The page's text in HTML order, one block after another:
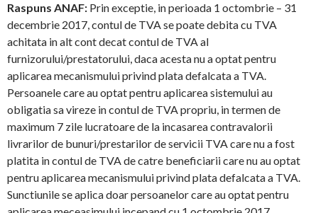
Raspuns ANAF: Prin exceptie, in perioada 1 octombrie – 31
decembrie 2017, contul de TVA se poate debita cu TVA
achitata in alt cont decat contul de TVA al
furnizorului/prestatorului, daca acesta nu a optat pentru
aplicarea mecanismului privind plata defalcata a TVA.
Persoanele care au optat pentru aplicarea sistemului au
obligatia sa vireze in contul de TVA propriu, in termen de
maximum 7 zile lucratoare de la incasarea contravalorii
livrarilor de bunuri/prestarilor de servicii TVA care nu a fost
platita in contul de TVA de catre beneficiarii care nu au optat
pentru aplicarea mecanismului privind plata defalcata a TVA.
Sunctiunile se aplica doar persoanelor care au optat pentru